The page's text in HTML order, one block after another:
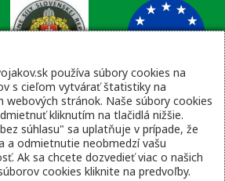
údaje
tajomnik@zvsr.sk
0908535335
linka: 0960 333 818
používa súbory cookies na
s cieľom vytvárať štatistiky na
webových stránok. Naše súbory cookies
kliknutím na tlačidlá nižšie.
súhlasu" sa uplatňuje v prípade, že
a odmietnutie neobmedzí vašu
Ak sa chcete dozvedieť viac o našich
cookies kliknite na predvoľby.